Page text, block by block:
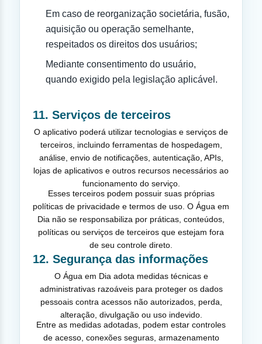
Em caso de reorganização societária, fusão,
aquisição ou operação semelhante,
respeitados os direitos dos usuários;
Mediante consentimento do usuário,
quando exigido pela legislação aplicável.
11. Serviços de terceiros
O aplicativo poderá utilizar tecnologias e serviços de
terceiros, incluindo ferramentas de hospedagem,
análise, envio de notificações, autenticação, APIs,
lojas de aplicativos e outros recursos necessários ao
funcionamento do serviço.
Esses terceiros podem possuir suas próprias
políticas de privacidade e termos de uso. O Água em
Dia não se responsabiliza por práticas, conteúdos,
políticas ou serviços de terceiros que estejam fora
de seu controle direto.
12. Segurança das informações
O Água em Dia adota medidas técnicas e
administrativas razoáveis para proteger os dados
pessoais contra acessos não autorizados, perda,
alteração, divulgação ou uso indevido.
Entre as medidas adotadas, podem estar controles
de acesso, conexões seguras, armazenamento